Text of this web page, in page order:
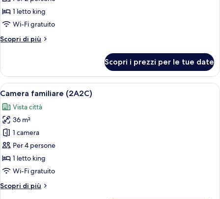
Camera
Deluxe,
mare
1 letto king
Wi-Fi gratuito
Scopri di più
Altri
Deluxe,
vista
mare
Scopri i prezzi per le tue date
Apri
tutte
le
foto
per
Camera
familiare
(2A2C)
Biancheria da letto di alta qualità,
13
Camera familiare (2A2C)
Vista città
36 m²
1 camera
Per 4 persone
1 letto king
Wi-Fi gratuito
Scopri di più
Altri